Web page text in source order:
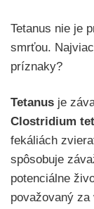
Tetanus nie je
smrťou.
príznaky?
Tetanus je
Clostridium
fekáliách
spôsobuje
potenciálne
považovaný za